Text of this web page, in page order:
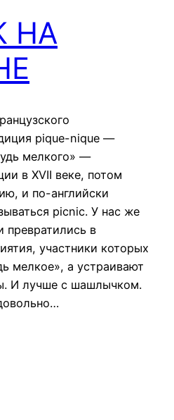
НА
pique-nique —
мелкого» —
в XVII веке, потом
и по-английски
picnic. У нас же
превратились в
участники которых
мелкое», а устраивают
И лучше с шашлычком.